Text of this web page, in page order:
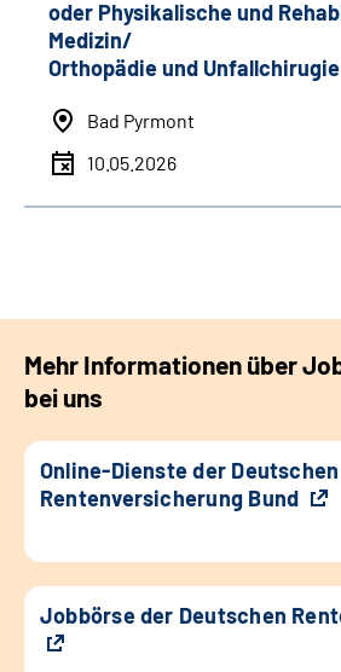
oder Physikalische und
Medizin/
Orthopädie und Unfallchirugie
Bad Pyrmont
10.05.2026
Mehr Informationen über
bei uns
Online-Dienste der Deutschen
Rentenversicherung Bund
Jobbörse der Deutschen